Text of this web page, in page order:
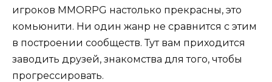
игроков MMORPG настолько прекрасны, это
комьюнити. Ни один жанр не сравнится с этим
в построении сообществ. Тут вам приходится
заводить друзей, знакомства для того, чтобы
прогрессировать.